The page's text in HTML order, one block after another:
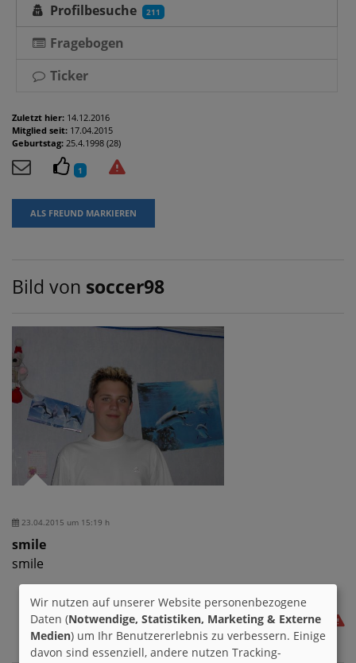
Profilbesuche
211
Fragebogen
Ticker
Zuletzt hier: 14.12.2016
Mitglied seit: 17.04.2015
Geburtstag: 25.4.1998 (28)
1
ALS FREUND MARKIEREN
Bild von soccer98
23.04.2015 um 15:19 h
smile
smile
Wir nutzen auf unserer Website personenbezogene
Daten (Notwendige, Statistiken, Marketing & Externe
Medien) um Ihr Benutzererlebnis zu verbessern. Einige
davon sind essenziell, andere nutzen Tracking-